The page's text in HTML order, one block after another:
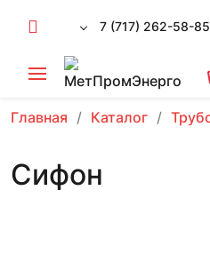
7 (717) 262-58-85
Главная Каталог
Сифон